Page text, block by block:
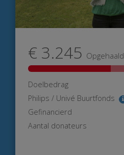
€ 3.245 Opgehaald
Doelbedrag
Philips / Univé Buurtfonds
Gefinancierd
Aantal donateurs